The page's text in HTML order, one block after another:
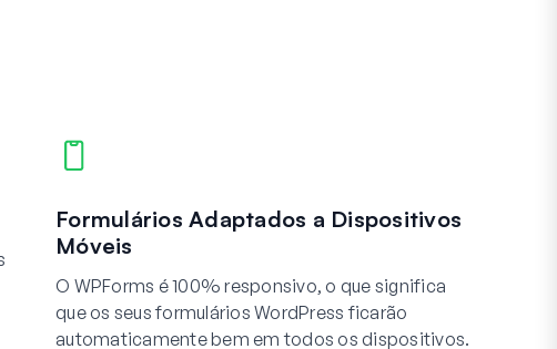
Formulários Adaptados a Dispositivos
Móveis
O WPForms é 100% responsivo, o que significa
que os seus formulários WordPress ficarão
automaticamente bem em todos os dispositivos.